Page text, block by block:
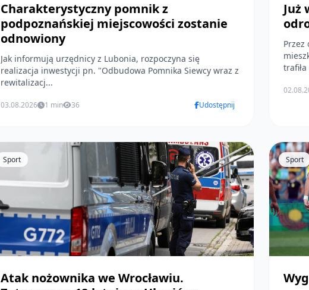
Charakterystyczny pomnik z
podpoznańskiej miejscowości zostanie
odnowiony
Jak informują urzędnicy z Lubonia, rozpoczyna się
realizacja inwestycji pn. "Odbudowa Pomnika Siewcy wraz z
rewitalizacj...
03.08.2026 1 min 36 Udostępnij
Już
Sport
Atak nożownika we Wrocławiu.
Sport